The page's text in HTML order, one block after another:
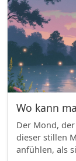
Wo kann
Der Mond,
dieser stillen
anfühlen, als